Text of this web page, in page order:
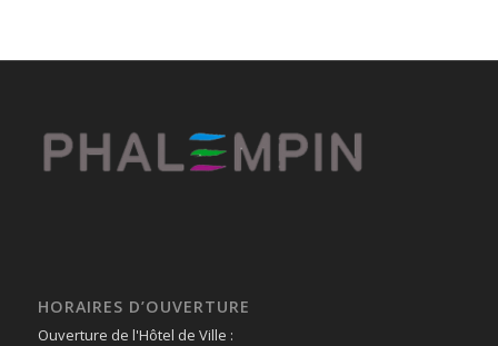
HORAIRES D’OUVERTURE
Ouverture de l'Hôtel de Ville :